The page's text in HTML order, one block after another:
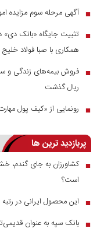
■ آگهی مرحله سوم مزایده
■
تثبیت جایگاه «بانک دی»
همکاری با صبا فولاد
■
ریال گذشت
■ رونمایی از «کیف پول
پربازدید ترین ها
■ کشاورزان به جای گندم،
است؟
■ این محصول ایرانی در رتبه ۱۲ جهان قرار دارد
■ بانک سپه به عنوان